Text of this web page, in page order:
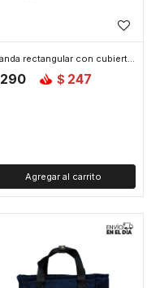
Vianda rectangular con cubiertos
290 $ 247